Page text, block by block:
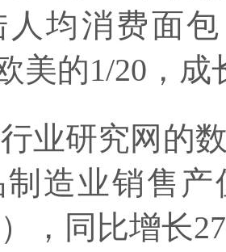
人均消费面
美的1/20，
研究网的数
造业销售产
，同比增长